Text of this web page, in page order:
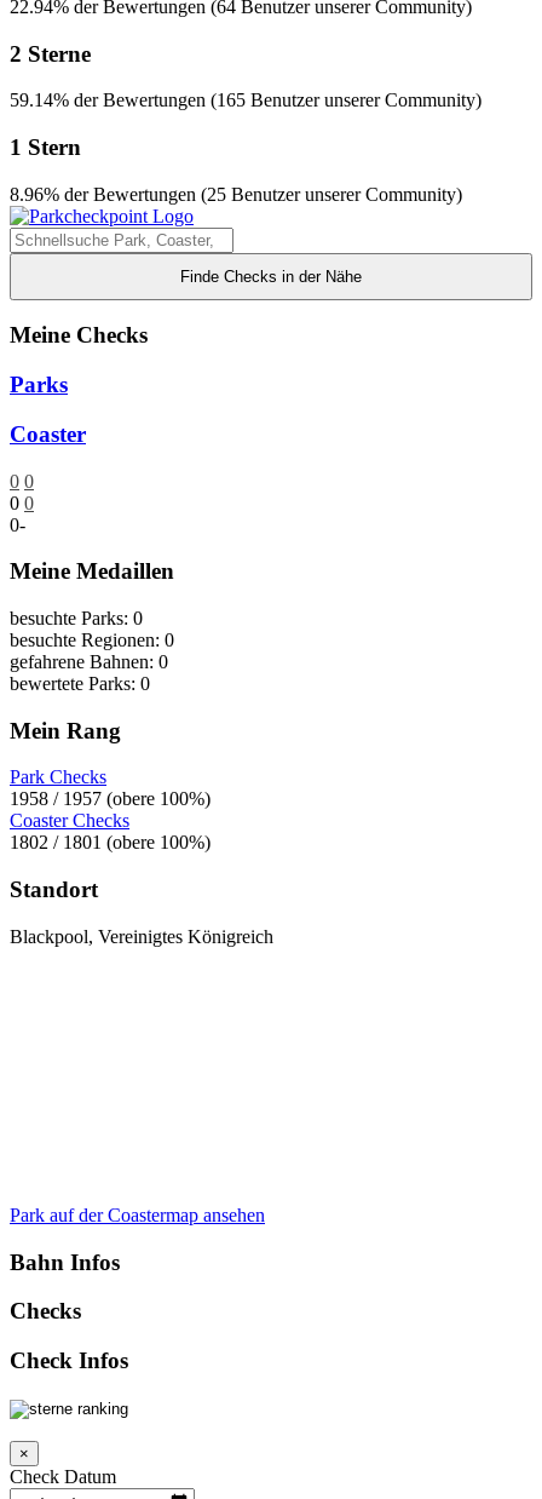
22.94% der Bewertungen (64 Benutzer unserer Community)
2 Sterne
59.14% der Bewertungen (165 Benutzer unserer Community)
1 Stern
8.96% der Bewertungen (25 Benutzer unserer Community)
Finde Checks in der Nähe
Meine Checks
Parks
Coaster
0 0
0 0
0-
Meine Medaillen
besuchte Parks: 0
besuchte Regionen: 0
gefahrene Bahnen: 0
bewertete Parks: 0
Mein Rang
Park Checks
1958 / 1957 (obere 100%)
Coaster Checks
1802 / 1801 (obere 100%)
Standort
Blackpool, Vereinigtes Königreich
Park auf der Coastermap ansehen
Bahn Infos
Checks
Check Infos
×
Check Datum